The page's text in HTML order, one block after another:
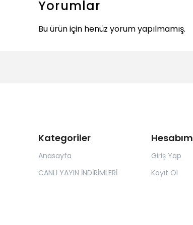
Yorumlar
Bu ürün için henüz yorum yapılmamış.
Kategoriler
Anasayfa
CANLI YAYIN İNDİRİMLERİ
Hesabım
Giriş Yap
Kayıt Ol